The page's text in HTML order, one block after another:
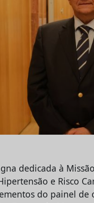
dedicada à
e Risco
do painel